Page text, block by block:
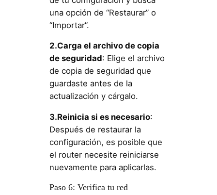
una opción de “Restaurar” o
“Importar”.
2.Carga el archivo de copia
de seguridad: Elige el archivo
de copia de seguridad que
guardaste antes de la
actualización y cárgalo.
3.Reinicia si es necesario:
Después de restaurar la
configuración, es posible que
el router necesite reiniciarse
nuevamente para aplicarlas.
Paso 6: Verifica tu red